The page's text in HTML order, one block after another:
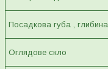
Посадкова губа , глибина
Оглядове скло